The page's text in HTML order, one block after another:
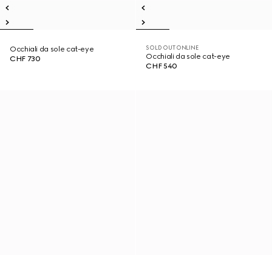
Occhiali da sole cat-eye
CHF 730
SOLD OUT ONLINE
Occhiali da sole cat-eye
CHF 540